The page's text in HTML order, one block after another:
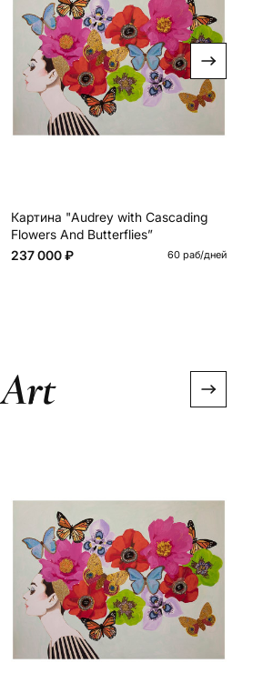
Картина "Audrey with Cascading
Flowers And Butterflies”
237 000 ₽
60 раб/дней